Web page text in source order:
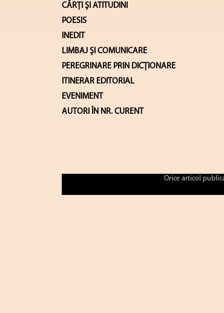
CĂRŢI ŞI ATITUDINI
POESIS
INEDIT
LIMBAJ ŞI COMUNICARE
PEREGRINARE PRIN DICȚIONARE
ITINERAR EDITORIAL
EVENIMENT
AUTORI ÎN NR. CURENT
Orice articol